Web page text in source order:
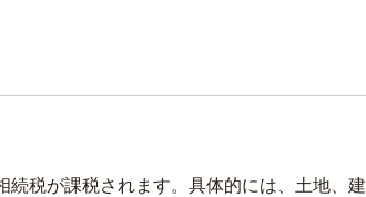
税が課税されます。具体的には、土地、建